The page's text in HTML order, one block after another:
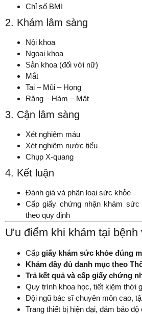
Chỉ số BMI
2. Khám lâm sàng
Nội khoa
Ngoại khoa
Sản khoa (đối với nữ)
Mắt
Tai – Mũi – Họng
Răng – Hàm – Mặt
3. Cận lâm sàng
Xét nghiệm máu
Xét nghiệm nước tiểu
Chụp X-quang
4. Kết luận
Đánh giá và phân loại sức khỏe
Cấp giấy chứng nhận khám
theo quy định
Ưu điểm khi khám tại bệnh
Cấp giấy khám sức khỏe đúng
Khám đầy đủ danh mục theo
Trả kết quả và cấp giấy chứng
Quy trình khoa học, tiết kiệm thời
Đội ngũ bác sĩ chuyên môn cao,
Trang thiết bị hiện đại, đảm bảo độ